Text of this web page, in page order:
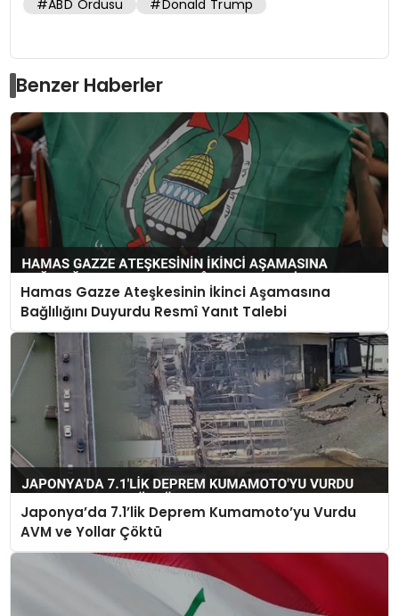
#ABD Ordusu #Donald Trump
Benzer Haberler
Hamas Gazze Ateşkesinin İkinci Aşamasına
Bağlılığını Duyurdu Resmî Yanıt Talebi
Japonya’da 7.1’lik Deprem Kumamoto’yu Vurdu
AVM ve Yollar Çöktü